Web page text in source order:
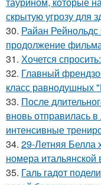
скрытую угрозу для
30. Райан Рейнольдс
продолжение
31. Хочется
32. Главный
класс равнодушных
33. После
вновь отправилась
интенсивные
34. 29-Летняя Белла
номера
35. Галь гадот